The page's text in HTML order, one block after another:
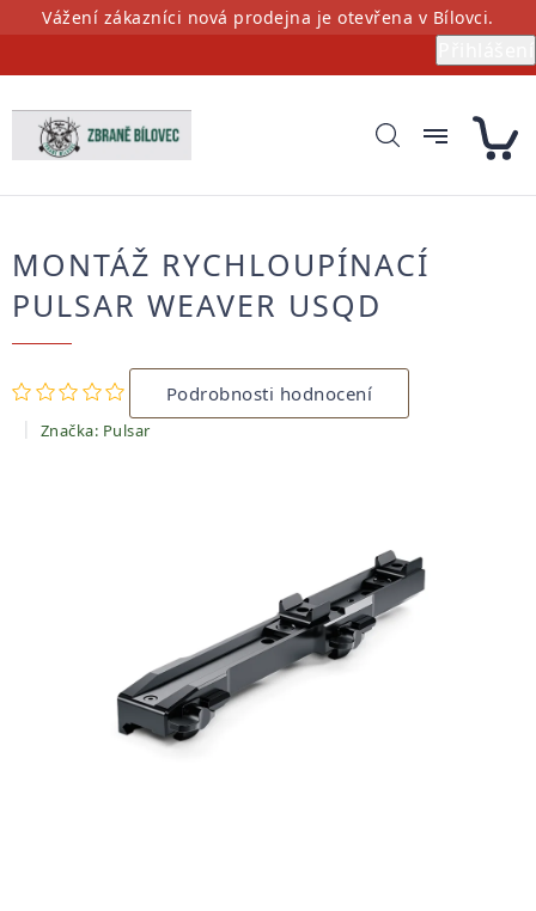
PřejítVážení zákazníci nová prodejna je otevřena v Bílovci.
MONTÁŽ RYCHLOUPÍNACÍ
PULSAR WEAVER USQD
Průměrné
hodnocení
produktu
je
Podrobnosti hodnocení
Značka: Pulsar